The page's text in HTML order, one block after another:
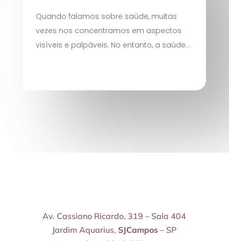
Quando falamos sobre saúde, muitas
vezes nos concentramos em aspectos
visíveis e palpáveis. No entanto, a saúde...
Av. Cassiano Ricardo, 319 – Sala 404
Jardim Aquarius, SJCampos – SP